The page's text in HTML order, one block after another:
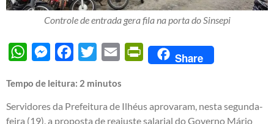
Controle de entrada gera fila na porta do Sinsepi
WhatsAppMessengerFacebook
Twitter Email PrintFriendly
Share
Tempo de leitura: 2 minutos
Servidores da Prefeitura de Ilhéus aprovaram, nesta segunda-
feira (19), a proposta de reajuste salarial do Governo Mário